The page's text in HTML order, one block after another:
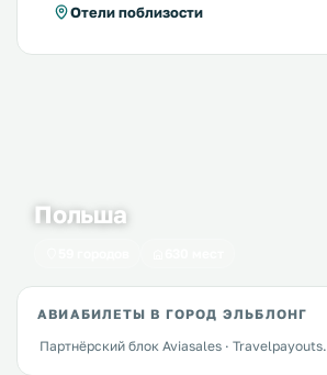
Отели поблизости
Польша
АВИАБИЛЕТЫ В ГОРОД ЭЛЬБЛОНГ
Партнёрский блок Aviasales · Travelpayouts.